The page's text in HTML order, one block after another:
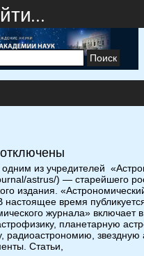
из учредителей
astrus/) — старейшего
издания.
настоящее время
журнала» включает
планетарную
радиоастрономию,
Статьи,